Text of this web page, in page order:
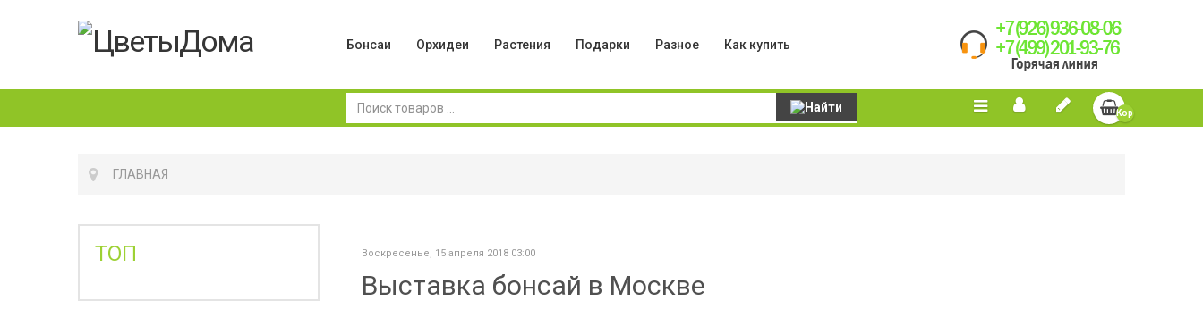
Бонсаи Орхидеи Растения Подарки Разное Как купить
Корзина
ГЛАВНАЯ
ТОП Воскресенье, 15 апреля 2018 03:00
Выставка бонсай в Москве